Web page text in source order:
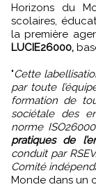
Horizons du Monde, spécialiste français des voyages
scolaires,
la première
LUCIE26000,
"Cette
par toute
formation de
sociétale des
norme
pratiques de
conduit par
Comité
Monde dans un